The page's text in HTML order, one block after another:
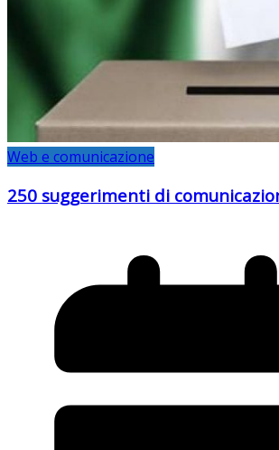
Web e comunicazione
250 suggerimenti di